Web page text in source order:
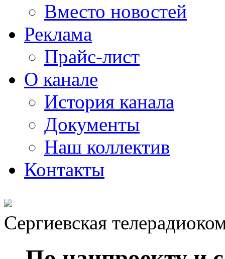
Вместо новостей
Реклама
Прайс-лист
О канале
История канала
Документы
Наш коллектив
Контакты
Сергиевская